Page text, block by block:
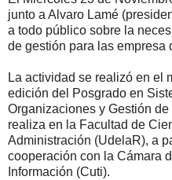
junto a Alvaro Lamé
a todo público sobre la
de gestión para las empresa
La actividad se realizó en el
edición del Posgrado en
Organizaciones y Gestión
realiza en la Facultad de
Administración (UdelaR), a
cooperación con la Cámara
Información (Cuti).